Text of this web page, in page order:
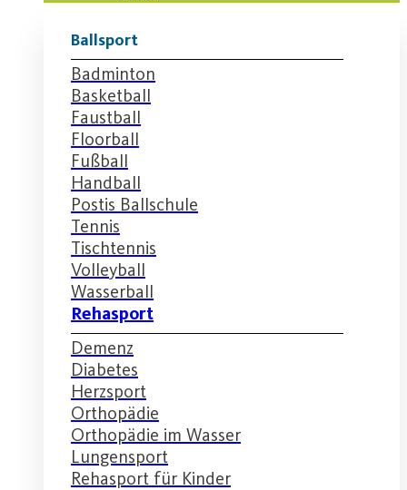
Ballsport
Badminton
Basketball
Faustball
Floorball
Fußball
Handball
Postis Ballschule
Tennis
Tischtennis
Volleyball
Wasserball
Rehasport
Demenz
Diabetes
Herzsport
Orthopädie
Orthopädie im Wasser
Lungensport
Rehasport für Kinder